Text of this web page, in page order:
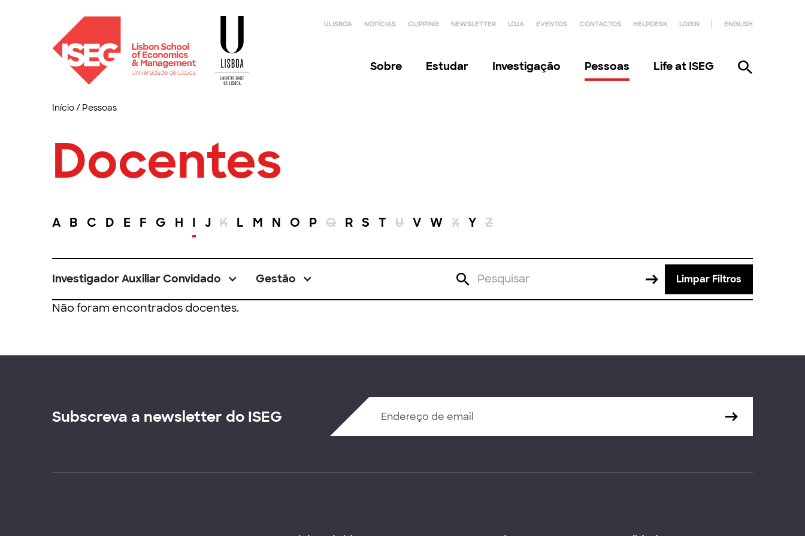
ULISBOA NOTÍCIAS CLIPPING NEWSLETTER LOJA EVENTOS CONTACTOS HELPDESK LOGIN ENGLISH
Sobre Estudar Investigação Pessoas Life at ISEG
Início/ Pessoas
Docentes
A B C D E F G H I J K L M N O P Q R S T U V W X Y Z
Investigador Auxiliar Convidado Gestão Limpar Filtros
Não foram encontrados docentes.
Subscreva a newsletter do ISEG